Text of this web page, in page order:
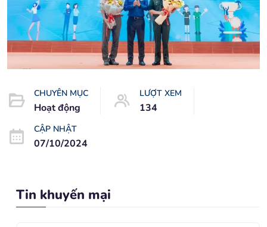
CHUYÊN MỤC
Hoạt động
LƯỢT XEM
134
CẬP NHẬT
07/10/2024
Tin khuyến mại